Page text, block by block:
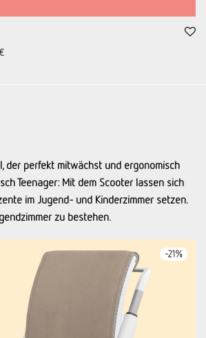
€
der perfekt mitwächst und ergonomisch
Teenager: Mit dem Scooter lassen sich
im Jugend­- und Kinder­zimmer setzen.
zu bestehen.
-21%